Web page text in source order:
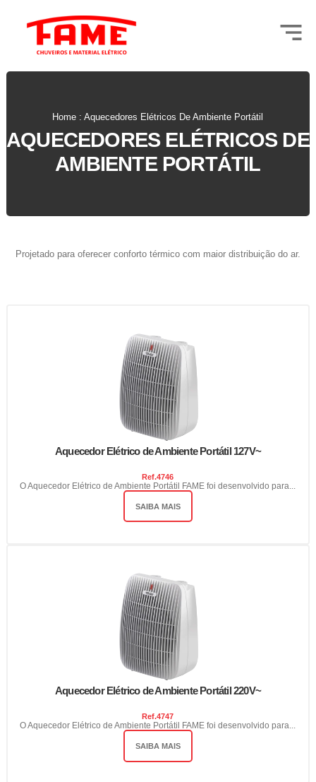
Home : Aquecedores Elétricos De Ambiente Portátil
AQUECEDORES ELÉTRICOS DE
AMBIENTE PORTÁTIL
Projetado para oferecer conforto térmico com maior distribuição do ar.
Aquecedor Elétrico de Ambiente Portátil 127V~
Ref.4746
O Aquecedor Elétrico de Ambiente Portátil FAME foi desenvolvido para...
SAIBA MAIS
Aquecedor Elétrico de Ambiente Portátil 220V~
Ref.4747
O Aquecedor Elétrico de Ambiente Portátil FAME foi desenvolvido para...
SAIBA MAIS